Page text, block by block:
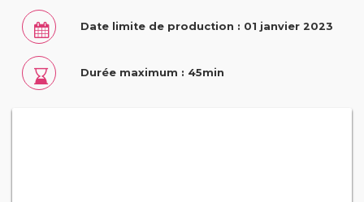
Date limite de production : 01 janvier 2023
Durée maximum : 45min